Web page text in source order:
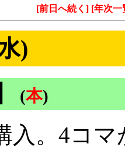
[前日へ続く] [年次一
)
(本)
入。4コ